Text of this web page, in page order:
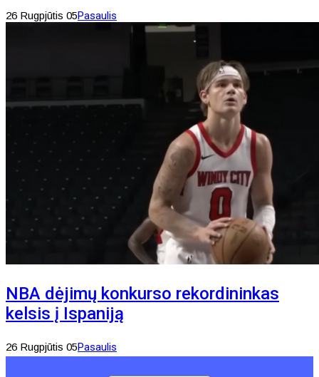
26 Rugpjūtis 05Pasaulis
NBA dėjimų konkurso rekordininkas
kelsis į Ispaniją
26 Rugpjūtis 05Pasaulis